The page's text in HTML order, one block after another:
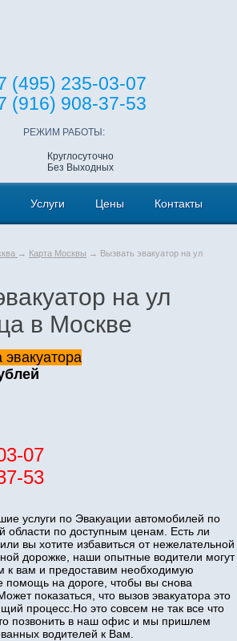
(495) 235-03-07
(916) 908-37-53
РЕЖИМ РАБОТЫ:
Круглосуточно
Без Выходных
Услуги Цены Контакты
→ Карта Москвы → Вызвать эвакуатор на ул
на ул
в Москве
07
53
услуги по Эвакуации автомобилей по
области по доступным ценам. Есть ли
вы хотите избавиться от нежелательной
дорожке, наши опытные водители могут
вам и предоставим необходимую
помощь на дороге, чтобы вы снова
показаться, что вызов эвакуатора это
процесс.Но это совсем не так все что
позвонить в наш офис и мы пришлем
водителей к Вам.